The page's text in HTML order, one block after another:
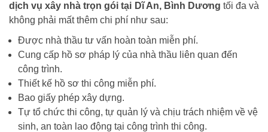
dịch vụ xây nhà trọn gói tại Dĩ An, Bình Dương tối đa và
không phải mất thêm chi phí như sau:
Được nhà thầu tư vấn hoàn toàn miễn phí.
Cung cấp hồ sơ pháp lý của nhà thầu liên quan đến
công trình.
Thiết kế hồ sơ thi công miễn phí.
Bao giấy phép xây dựng.
Tự tổ chức thi công, tự quản lý và chịu trách nhiệm về vệ
sinh, an toàn lao động tại công trình thi công.